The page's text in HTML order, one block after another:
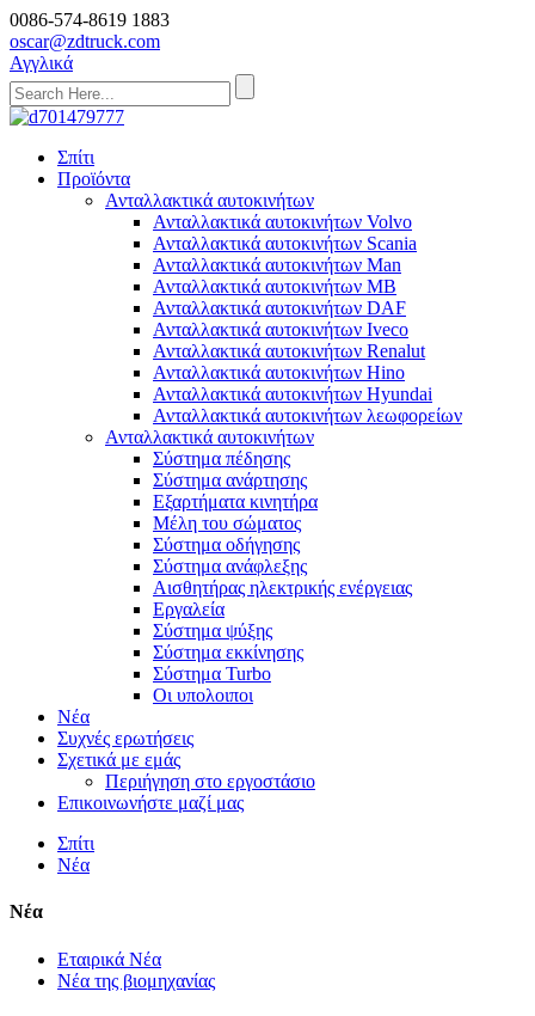
0086-574-8619 1883
oscar@zdtruck.com
Αγγλικά
Σπίτι
Προϊόντα
Ανταλλακτικά αυτοκινήτων
Ανταλλακτικά αυτοκινήτων Volvo
Ανταλλακτικά αυτοκινήτων Scania
Ανταλλακτικά αυτοκινήτων Man
Ανταλλακτικά αυτοκινήτων MB
Ανταλλακτικά αυτοκινήτων DAF
Ανταλλακτικά αυτοκινήτων Iveco
Ανταλλακτικά αυτοκινήτων Renalut
Ανταλλακτικά αυτοκινήτων Hino
Ανταλλακτικά αυτοκινήτων Hyundai
Ανταλλακτικά αυτοκινήτων λεωφορείων
Ανταλλακτικά αυτοκινήτων
Σύστημα πέδησης
Σύστημα ανάρτησης
Εξαρτήματα κινητήρα
Μέλη του σώματος
Σύστημα οδήγησης
Σύστημα ανάφλεξης
Αισθητήρας ηλεκτρικής ενέργειας
Εργαλεία
Σύστημα ψύξης
Σύστημα εκκίνησης
Σύστημα Turbo
Οι υπολοιποι
Νέα
Συχνές ερωτήσεις
Σχετικά με εμάς
Περιήγηση στο εργοστάσιο
Επικοινωνήστε μαζί μας
Σπίτι
Νέα
Νέα
Εταιρικά Νέα
Νέα της βιομηχανίας